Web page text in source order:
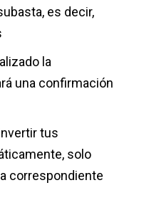
es decir,
la
una confirmación
tus
solo
correspondiente